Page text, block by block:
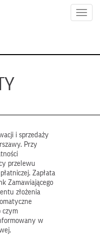
Menu
i sprzedaży
Przy
przelewu
Zapłata
Zamawiającego
złożenia
czym
w